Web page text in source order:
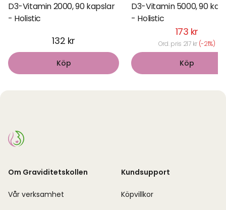
D3-Vitamin 2000, 90 kapslar
- Holistic
132 kr
Köp
D3-Vitamin 5000, 90
- Holistic
173 kr
Ord. pris 217 kr (-21%)
Köp
Om Graviditetskollen
Vår verksamhet
Kundsupport
Köpvillkor